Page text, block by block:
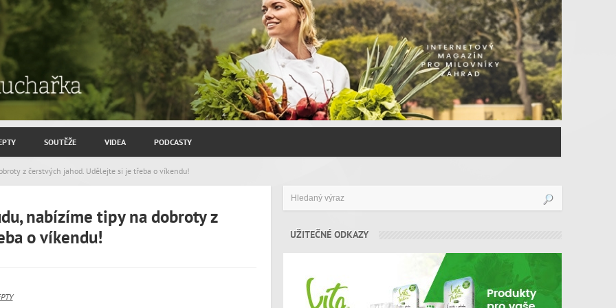
SOUTĚŽE VIDEA PODCASTY
ROZHOVORY JIŘÍ SAVINEC
ZAJÍMAVÍ HOSTÉ
z čerstvých jahod. Udělejte si je třeba o víkendu!
nabízíme tipy na dobroty z
o víkendu!
UŽITEČNÉ ODKAZY